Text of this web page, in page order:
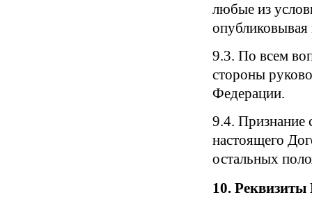
любые из
опубликовывая
9.3. По всем
стороны
Федерации.
9.4. Признание
настоящего
остальных
10.